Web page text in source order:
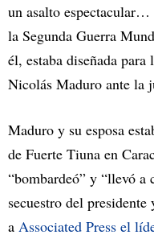
un asalto espectacular…
la Segunda Guerra
él, estaba diseñada
Nicolás Maduro ante la
Maduro y su esposa
de Fuerte Tiuna en
“bombardeó” y “llevó a
secuestro del
a Associated Press el